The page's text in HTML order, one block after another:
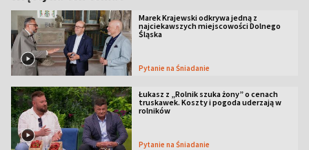
Marek Krajewski odkrywa jedną z
najciekawszych miejscowości Dolnego
Śląska
Pytanie na Śniadanie
Łukasz z „Rolnik szuka żony” o cenach
truskawek. Koszty i pogoda uderzają w
rolników
Pytanie na Śniadanie